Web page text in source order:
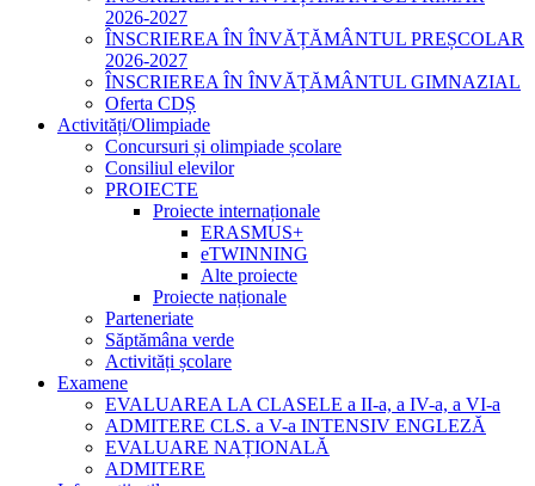
2026-2027
ÎNSCRIEREA ÎN ÎNVĂȚĂMÂNTUL PREȘCOLAR
2026-2027
ÎNSCRIEREA ÎN ÎNVĂȚĂMÂNTUL GIMNAZIAL
Oferta CDȘ
Activități/Olimpiade
Concursuri și olimpiade școlare
Consiliul elevilor
PROIECTE
Proiecte internaționale
ERASMUS+
eTWINNING
Alte proiecte
Proiecte naționale
Parteneriate
Săptămâna verde
Activități școlare
Examene
EVALUAREA LA CLASELE a II-a, a IV-a, a VI-a
ADMITERE CLS. a V-a INTENSIV ENGLEZĂ
EVALUARE NAȚIONALĂ
ADMITERE